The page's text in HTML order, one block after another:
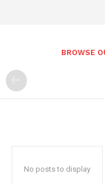
BROWSE
No posts to display